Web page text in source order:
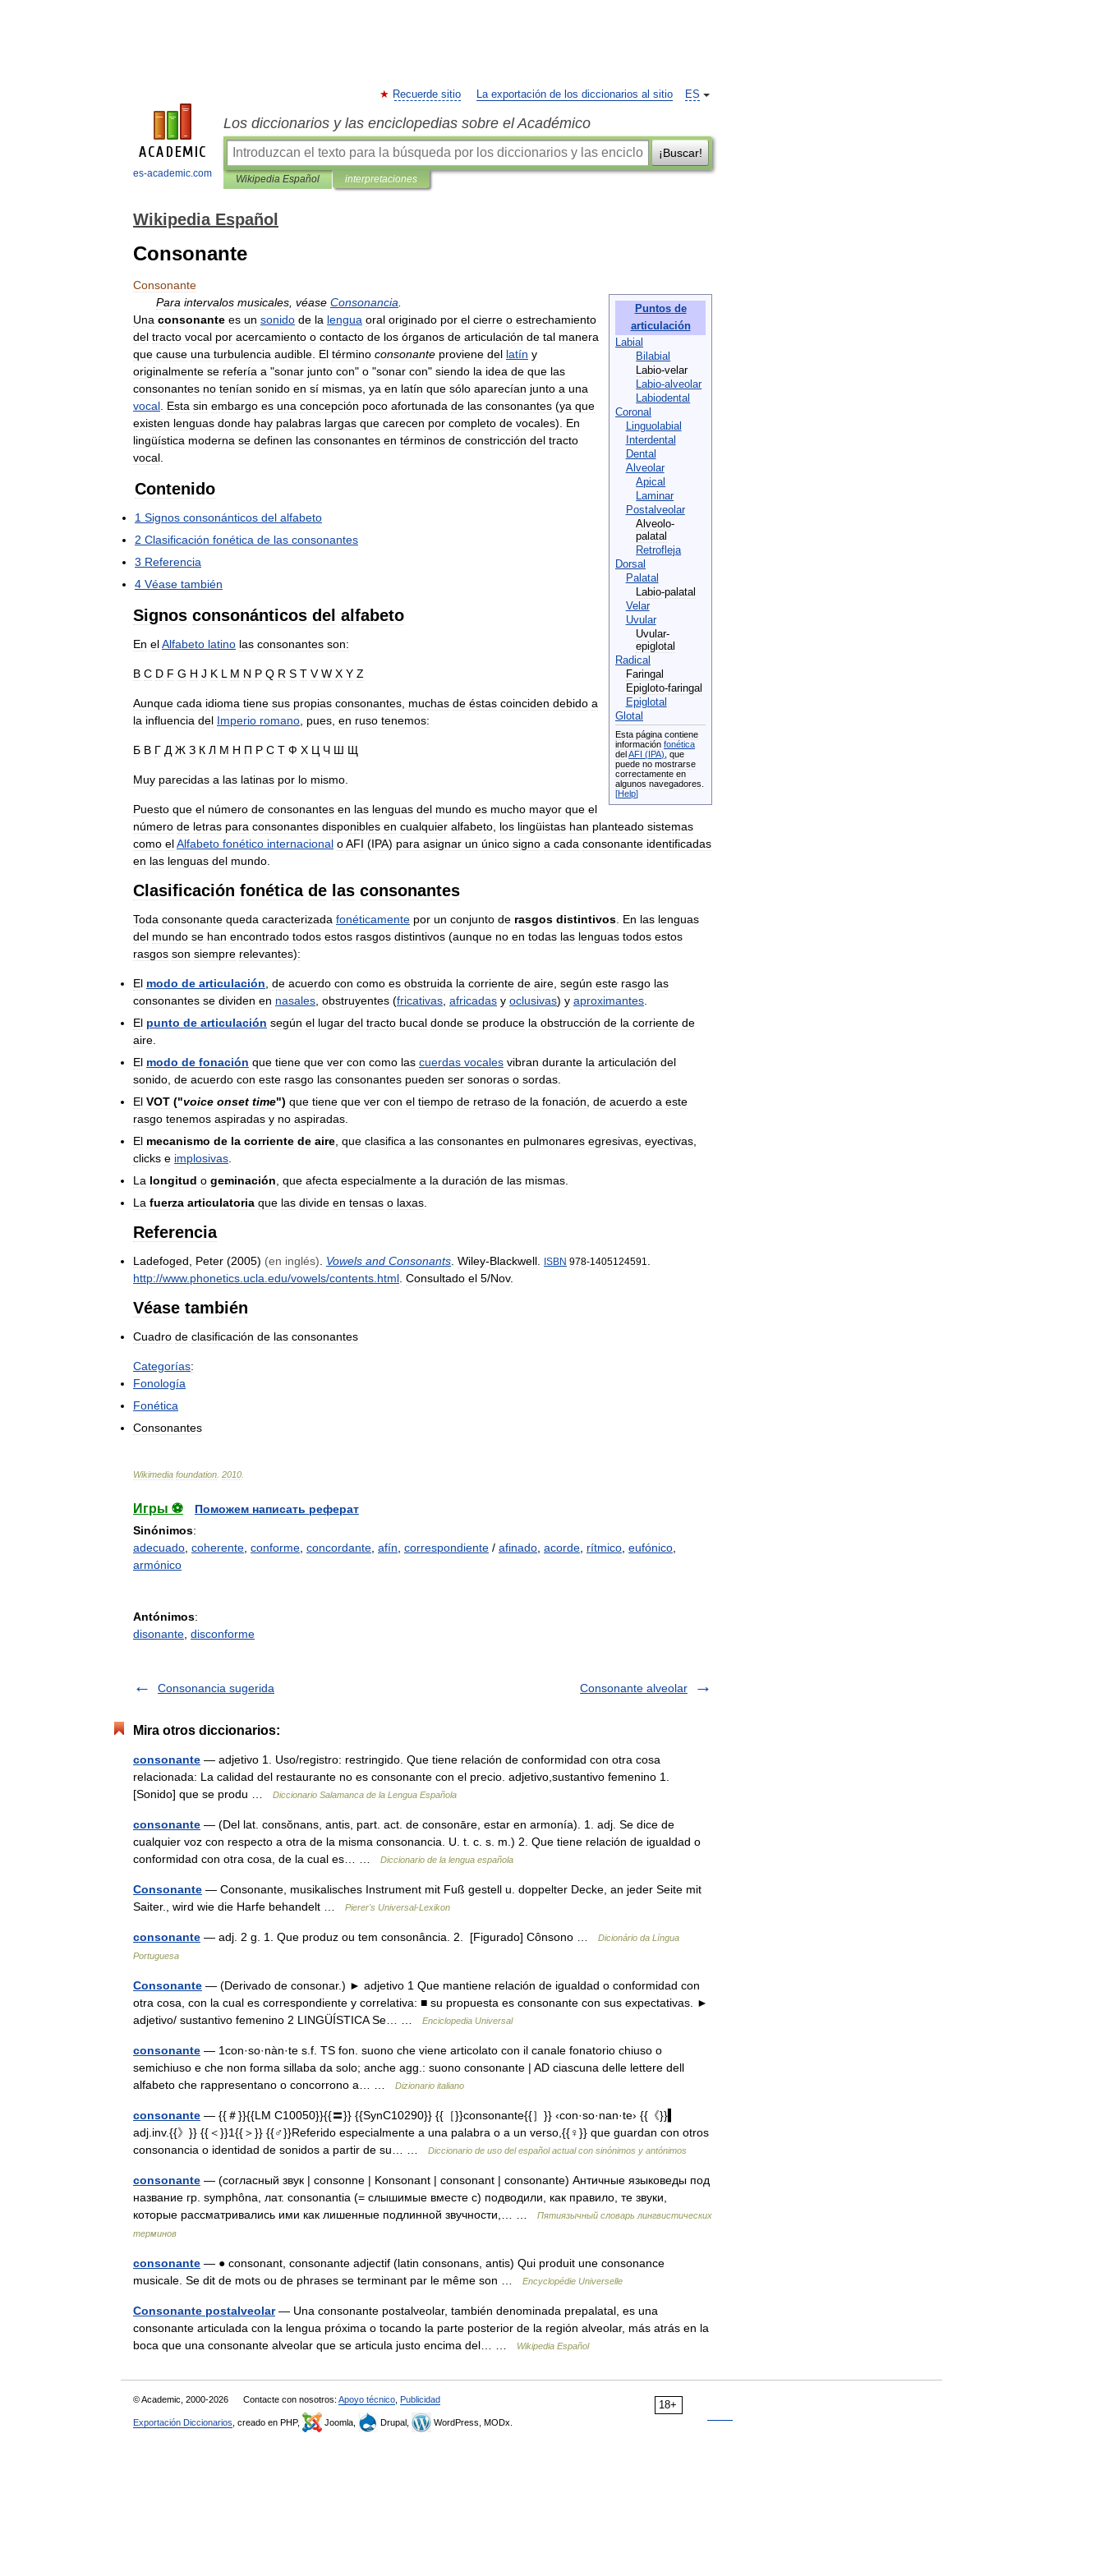
es-academic.com
ES
Recuerde sitio La exportación de los diccionarios al sitio
Los diccionarios y las enciclopedias sobre el Académico
¡Buscar!
Wikipedia Español interpretaciones
Wikipedia Español
Consonante
Consonante
Puntos de
articulación
Labial
Bilabial
Labio-velar
Labio-alveolar
Labiodental
Coronal
Linguolabial
Interdental
Dental
Alveolar
Apical
Laminar
Postalveolar
Alveolo-
palatal
Retrofleja
Dorsal
Palatal
Labio-palatal
Velar
Uvular
Uvular-
epiglotal
Radical
Faringal
Epigloto-faringal
Epiglotal
Glotal
Esta página contiene
información fonética
delAFI (IPA) que
puede no mostrarse
correctamente en
algunos navegadores
[Help]
Para intervalos musicales véase Consonancia
Una consonante es un sonido de la lengua oral originado por el cierre o estrechamiento
del tracto vocal por acercamiento o contacto de los órganos de articulación de tal manera
que cause una turbulencia audible El término consonante proviene del latín y
originalmente se refería a "sonar junto con" o "sonar con" siendo la idea de que las
consonantes no tenían sonido en sí mismas ya en latín que sólo aparecían junto a una
vocal Esta sin embargo es una concepción poco afortunada de las consonantes (ya que
existen lenguas donde hay palabras largas que carecen por completo de vocales). En
lingüística moderna se definen las consonantes en términos de constricción del tracto
vocal
Contenido
1 Signos consonánticos del alfabeto
2 Clasificación fonética de las consonantes
3 Referencia
4 Véase también
Signos consonánticos del alfabeto
En elAlfabeto latino las consonantes son:
B C D F G H J K L M N P Q R S T V W X Y Z
Aunque cada idioma tiene sus propias consonantes muchas de éstas coinciden debido a
la influencia del Imperio romano pues en ruso tenemos:
Б В Г Д Ж З К Л М Н П Р С Т Ф Х Ц Ч Ш Щ
Muy parecidas a las latinas por lo mismo
Puesto que el número de consonantes en las lenguas del mundo es mucho mayor que el
número de letras para consonantes disponibles en cualquier alfabeto los lingüistas han planteado sistemas
como elAlfabeto fonético internacional oAFI (IPA) para asignar un único signo a cada consonante identificadas
en las lenguas del mundo
Clasificación fonética de las consonantes
Toda consonante queda caracterizada fonéticamente por un conjunto de rasgos distintivos En las lenguas
del mundo se han encontrado todos estos rasgos distintivos (aunque no en todas las lenguas todos estos
rasgos son siempre relevantes):
El modo de articulación de acuerdo con como es obstruida la corriente de aire según este rasgo las
consonantes se dividen en nasales obstruyentes (fricativas africadas y oclusivas) y aproximantes
El punto de articulación según el lugar del tracto bucal donde se produce la obstrucción de la corriente de
aire
El modo de fonación que tiene que ver con como las cuerdas vocales vibran durante la articulación del
sonido de acuerdo con este rasgo las consonantes pueden ser sonoras o sordas
El VOT ("voice onset time") que tiene que ver con el tiempo de retraso de la fonación de acuerdo a este
rasgo tenemos aspiradas y no aspiradas
El mecanismo de la corriente de aire que clasifica a las consonantes en pulmonares egresivas eyectivas
clicks e implosivas
La longitud o geminación que afecta especialmente a la duración de las mismas
La fuerza articulatoria que las divide en tensas o laxas
Referencia
Ladefoged Peter (2005) (en inglés) Vowels and Consonants Wiley-Blackwell ISBN 978-1405124591
http://www. phonetics ucla edu/vowels/contents html Consultado el 5/Nov.
Véase también
Cuadro de clasificación de las consonantes
Categorías:
Fonología
Fonética
Consonantes
Wikimedia foundation 2010
Игры ⚽
Поможем написать реферат
Sinónimos:
adecuado coherente conforme concordante afín correspondiente / afinado acorde rítmico eufónico
armónico
Antónimos:
disonante disconforme
Consonancia sugerida Consonante alveolar
Mira otros diccionarios:
consonante — adjetivo 1. Uso/registro: restringido. Que tiene relación de conformidad con otra cosa
relacionada: La calidad del restaurante no es consonante con el precio. adjetivo,sustantivo femenino 1.
[Sonido] que se produ …
Diccionario Salamanca de la Lengua Española
consonante — (Del lat. consŏnans, antis, part. act. de consonāre, estar en armonía). 1. adj. Se dice de
cualquier voz con respecto a otra de la misma consonancia. U. t. c. s. m.) 2. Que tiene relación de igualdad o
conformidad con otra cosa, de la cual es… …
Diccionario de la lengua española
Consonante — Consonante, musikalisches Instrument mit Fuß gestell u. doppelter Decke, an jeder Seite mit
Saiter., wird wie die Harfe behandelt …
Pierer's Universal-Lexikon
consonante — adj. 2 g. 1. Que produz ou tem consonância. 2. [Figurado] Cônsono …
Dicionário da Língua
Portuguesa
Consonante — (Derivado de consonar.) ► adjetivo 1 Que mantiene relación de igualdad o conformidad con
otra cosa, con la cual es correspondiente y correlativa: ■ su propuesta es consonante con sus expectativas. ►
adjetivo/ sustantivo femenino 2 LINGÜÍSTICA Se… …
Enciclopedia Universal
consonante — 1con·so·nàn·te s.f. TS fon. suono che viene articolato con il canale fonatorio chiuso o
semichiuso e che non forma sillaba da solo; anche agg.: suono consonante | AD ciascuna delle lettere dell
alfabeto che rappresentano o concorrono a… …
Dizionario italiano
consonante — {{＃}}{{LM C10050}}{{〓}} {{SynC10290}} {{［}}consonante{{］}} ‹con·so·nan·te› {{《}}▍
adj.inv.{{》}} {{＜}}1{{＞}} {{♂}}Referido especialmente a una palabra o a un verso,{{♀}} que guardan con otros
consonancia o identidad de sonidos a partir de su… …
Diccionario de uso del español actual con sinónimos y antónimos
consonante — (согласный звук | consonne | Konsonant | consonant | consonante) Античные языковеды под
название гр. symphôna, лат. consonantia (= слышимые вместе с) подводили, как правило, те звуки,
которые рассматривались ими как лишенные подлинной звучности,… …
Пятиязычный словарь лингвистических
терминов
consonante — ● consonant, consonante adjectif (latin consonans, antis) Qui produit une consonance
musicale. Se dit de mots ou de phrases se terminant par le même son …
Encyclopédie Universelle
Consonante postalveolar— Una consonante postalveolar, también denominada prepalatal, es una
consonante articulada con la lengua próxima o tocando la parte posterior de la región alveolar, más atrás en la
boca que una consonante alveolar que se articula justo encima del… …
Wikipedia Español
18+
© Academic, 2000-2026 Contacte con nosotros: Apoyo técnico Publicidad
Exportación Diccionarios , creado en PHP, Joomla, Drupal, WordPress, MODx.